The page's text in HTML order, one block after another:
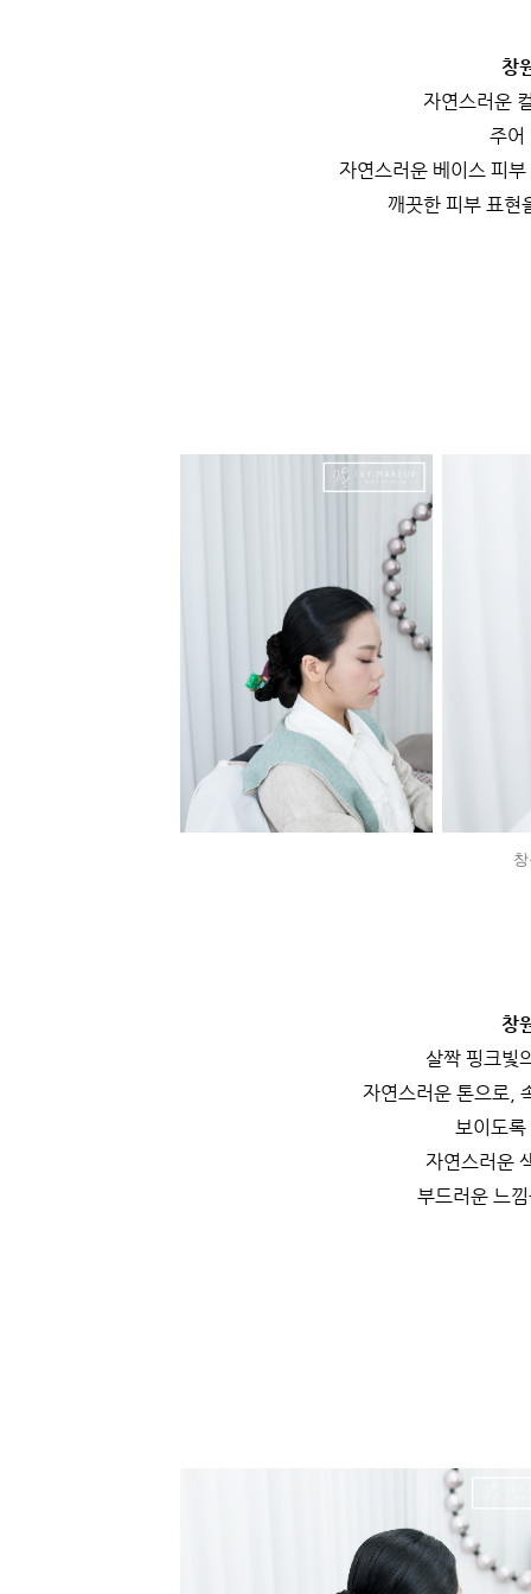
창
자연스러운
주어
자연스러운 베이스 피
깨끗한 피부 표현
창
살짝 핑크빛
자연스러운 톤으로,
보이도록
자연스러운
부드러운 느